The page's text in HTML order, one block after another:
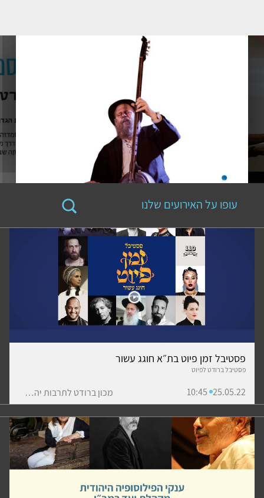
עופו על האירועים שלנו
פסטיבל זמן פיוט בת״א חוגג עשור
פסטיבל ברודט לפיוט
25.05.22
10:45 מכון ברודט לתרבות יהודית